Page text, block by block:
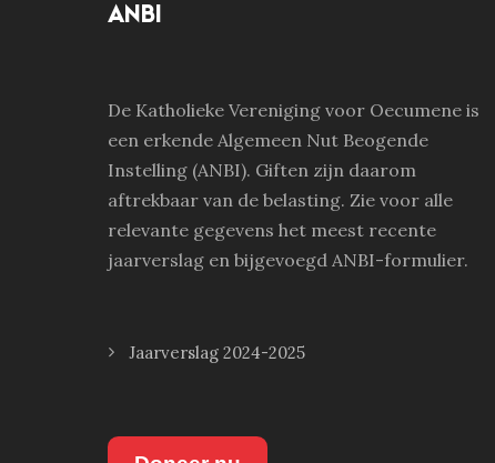
ANBI
De Katholieke Vereniging voor Oecumene is
een erkende Algemeen Nut Beogende
Instelling (ANBI). Giften zijn daarom
aftrekbaar van de belasting. Zie voor alle
relevante gegevens het meest recente
jaarverslag en bijgevoegd ANBI-formulier.
Jaarverslag 2024-2025